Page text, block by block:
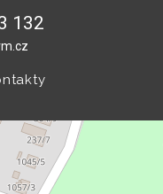
132